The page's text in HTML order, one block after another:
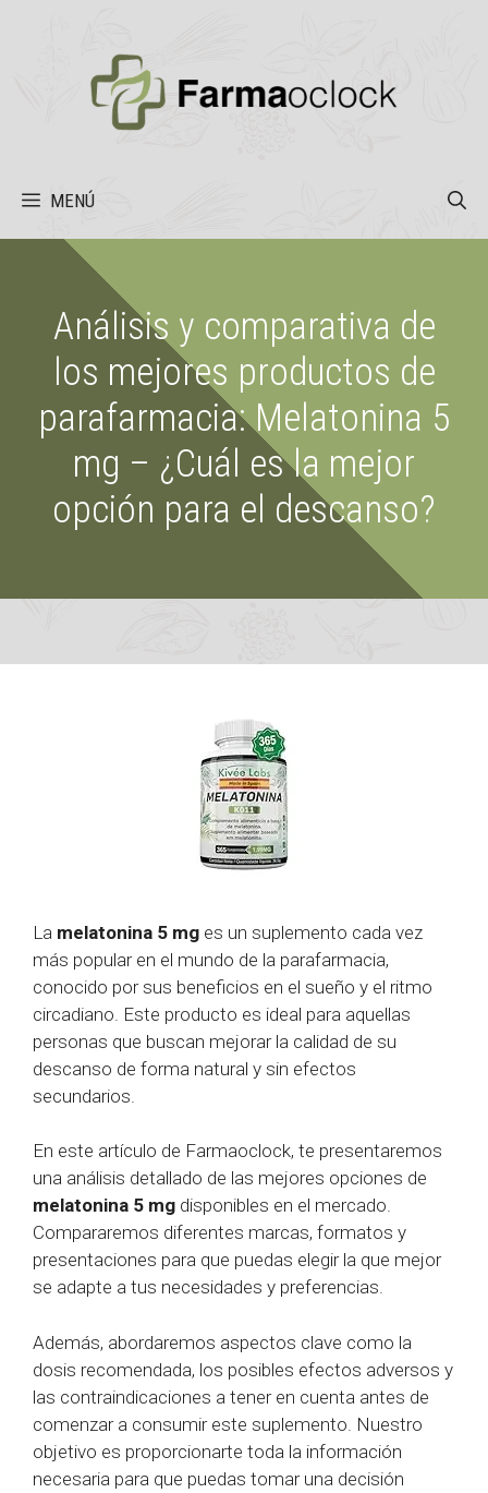
MENÚ
Análisis y comparativa de
los mejores productos de
parafarmacia: Melatonina 5
mg – ¿Cuál es la mejor
opción para el descanso?
La melatonina 5 mg es un suplemento cada vez
más popular en el mundo de la parafarmacia,
conocido por sus beneficios en el sueño y el ritmo
circadiano. Este producto es ideal para aquellas
personas que buscan mejorar la calidad de su
descanso de forma natural y sin efectos
secundarios.
En este artículo de Farmaoclock, te presentaremos
una análisis detallado de las mejores opciones de
melatonina 5 mg disponibles en el mercado.
Compararemos diferentes marcas, formatos y
presentaciones para que puedas elegir la que mejor
se adapte a tus necesidades y preferencias.
Además, abordaremos aspectos clave como la
dosis recomendada, los posibles efectos adversos y
las contraindicaciones a tener en cuenta antes de
comenzar a consumir este suplemento. Nuestro
objetivo es proporcionarte toda la información
necesaria para que puedas tomar una decisión